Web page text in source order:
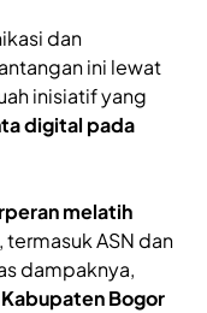
dan
ini lewat
inisiatif yang
digital pada
melatih
, termasuk ASN dan
dampaknya,
Bogor